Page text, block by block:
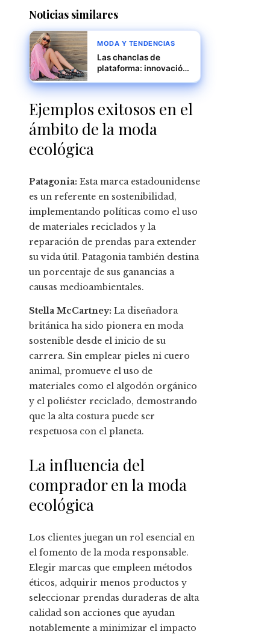
Noticias similares
MODA Y TENDENCIAS
Las chanclas de
plataforma: innovación
2025
Ejemplos exitosos en el
ámbito de la moda
ecológica
Patagonia: Esta marca estadounidense
es un referente en sostenibilidad,
implementando políticas como el uso
de materiales reciclados y la
reparación de prendas para extender
su vida útil. Patagonia también destina
un porcentaje de sus ganancias a
causas medioambientales.
Stella McCartney: La diseñadora
británica ha sido pionera en moda
sostenible desde el inicio de su
carrera. Sin emplear pieles ni cuero
animal, promueve el uso de
materiales como el algodón orgánico
y el poliéster reciclado, demostrando
que la alta costura puede ser
respetuosa con el planeta.
La influencia del
comprador en la moda
ecológica
Los clientes juegan un rol esencial en
el fomento de la moda responsable.
Elegir marcas que empleen métodos
éticos, adquirir menos productos y
seleccionar prendas duraderas de alta
calidad son acciones que ayudan
notablemente a minimizar el impacto